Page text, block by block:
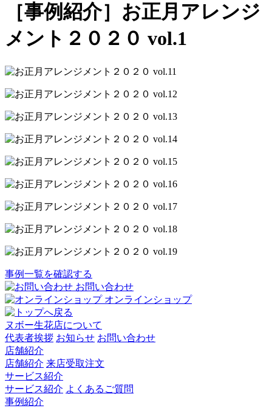
［事例紹介］お正月アレンジ
メント２０２０ vol.1
事例一覧を確認する
お問い合わせ
オンラインショップ
ヌボー生花店について
代表者挨拶 お知らせ お問い合わせ
店舗紹介
店舗紹介 来店受取注文
サービス紹介
サービス紹介 よくあるご質問
事例紹介